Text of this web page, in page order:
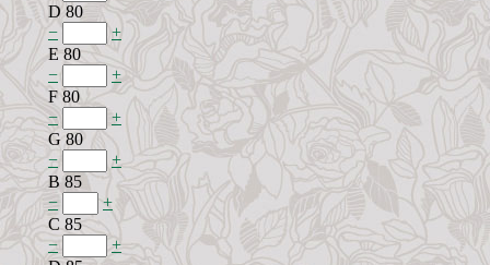
D 80
−
+
E 80
−
+
F 80
−
+
G 80
−
+
B 85
−
+
C 85
−
+